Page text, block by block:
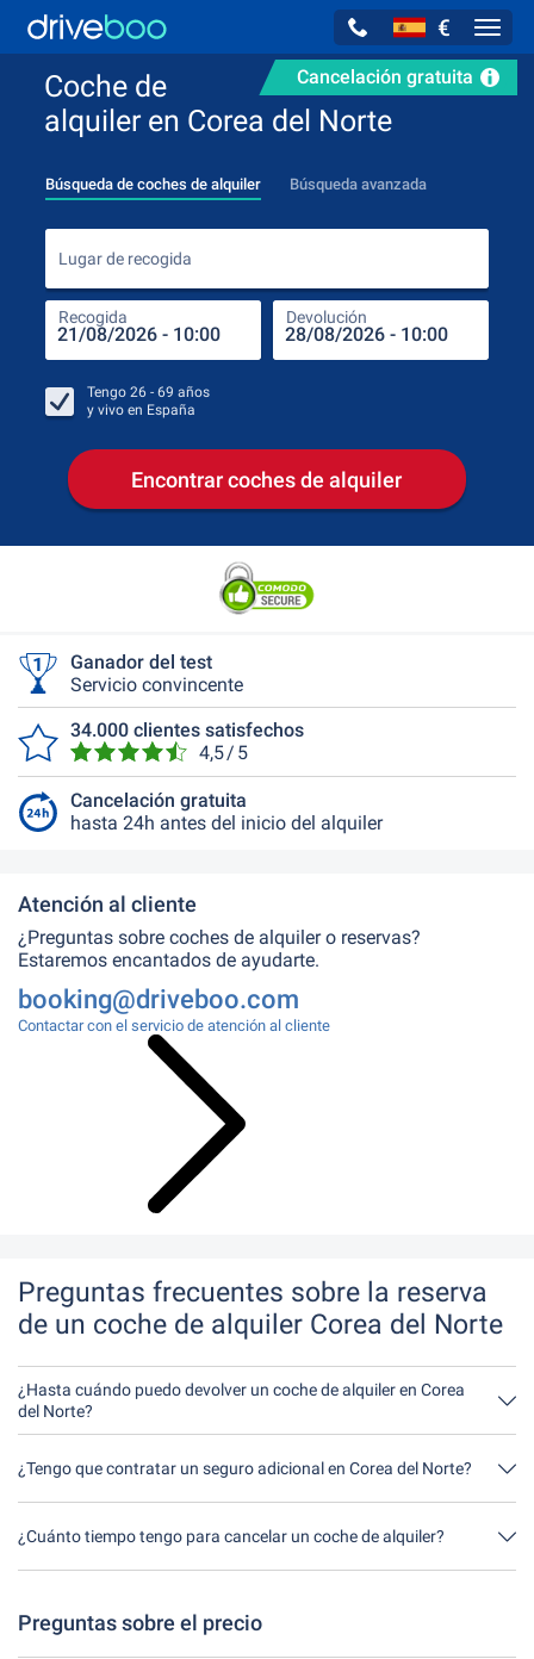
€
Cancelación gratuita
Coche de
alquiler en Corea del Norte
Búsqueda de coches de alquiler Búsqueda avanzada
Lugar de recogida
Recogida Devolución
Tengo 26 - 69 años
y vivo en España
Encontrar coches de alquiler
Ganador del test
Servicio convincente
34.000 clientes satisfechos
4,5 / 5
Cancelación gratuita
hasta 24h antes del inicio del alquiler
Atención al cliente
¿Preguntas sobre coches de alquiler o reservas?
Estaremos encantados de ayudarte.
booking@driveboo.com
Contactar con el servicio de atención al cliente
Preguntas frecuentes sobre la reserva
de un coche de alquiler Corea del Norte
¿Hasta cuándo puedo devolver un coche de alquiler en Corea
del Norte?
En principio, puede devolver el coche de alquiler a cualquier hora
alquiler más tarde de lo indicado al hacer la reserva.
¿Tengo que contratar un seguro adicional en Corea del Norte?
Lo mejor es contratar un seguro a todo riesgo sin franquicia a
adicional in situ.
¿Cuánto tiempo tengo para cancelar un coche de alquiler?
Tienes hasta 24 horas antes del alquiler dentro del horario de
Preguntas sobre el precio